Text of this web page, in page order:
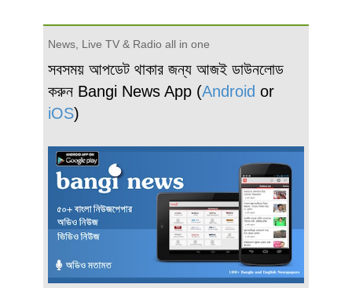
News, Live TV & Radio all in one
সবসময় আপডেট থাকার জন্য আজই ডাউনলোড
করুন Bangi News App (Android or
iOS)